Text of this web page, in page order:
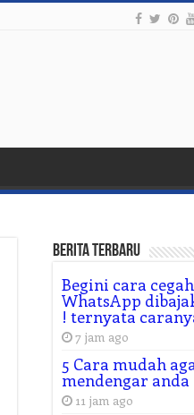
Berita Terbaru
Begini cara
WhatsApp
! ternyata
7 jam ago
5 Cara mudah
mendengar anda
11 jam ago